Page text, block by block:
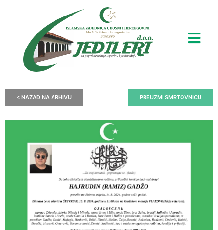
< NAZAD NA ARHIVU PREUZMI SMRTOVNICU